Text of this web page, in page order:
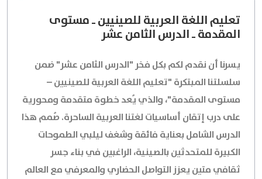
تعليم اللغة العربية للصينيين ـ مستوى
المقدمة ـ الدرس الثامن عشر
يسرنا أن نقدم لكم بكل فخر "الدرس الثامن عشر" ضمن
سلسلتنا المبتكرة "تعليم اللغة العربية للصينيين –
مستوى المقدمة"، والذي يُعد خطوة متقدمة ومحورية
على درب إتقان أساسيات لغتنا العربية الساحرة. صُمم هذا
الدرس الشامل بعناية فائقة وشغف ليلبي الطموحات
الكبيرة للمتحدثين بالصينية، الراغبين في بناء جسر
ثقافي متين يعزز التواصل الحضاري والمعرفي مع العالم